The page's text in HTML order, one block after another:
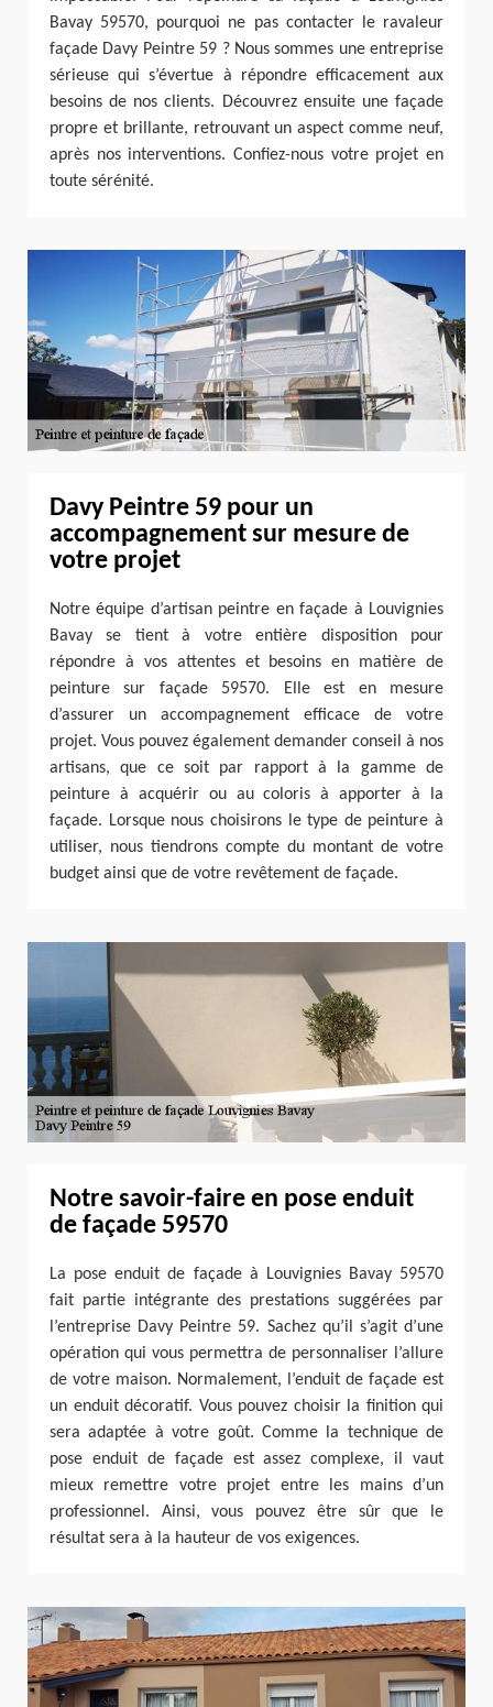
Bavay 59570, pourquoi ne pas contacter le ravaleur
façade Davy Peintre 59 ? Nous sommes une entreprise
sérieuse qui s’évertue à répondre efficacement aux
besoins de nos clients. Découvrez ensuite une façade
propre et brillante, retrouvant un aspect comme neuf,
après nos interventions. Confiez-nous votre projet en
toute sérénité.
Davy Peintre 59 pour un
accompagnement sur mesure de
votre projet
Notre équipe d’artisan peintre en façade à Louvignies
Bavay se tient à votre entière disposition pour
répondre à vos attentes et besoins en matière de
peinture sur façade 59570. Elle est en mesure
d’assurer un accompagnement efficace de votre
projet. Vous pouvez également demander conseil à nos
artisans, que ce soit par rapport à la gamme de
peinture à acquérir ou au coloris à apporter à la
façade. Lorsque nous choisirons le type de peinture à
utiliser, nous tiendrons compte du montant de votre
budget ainsi que de votre revêtement de façade.
Notre savoir-faire en pose enduit
de façade 59570
La pose enduit de façade à Louvignies Bavay 59570
fait partie intégrante des prestations suggérées par
l’entreprise Davy Peintre 59. Sachez qu’il s’agit d’une
opération qui vous permettra de personnaliser l’allure
de votre maison. Normalement, l’enduit de façade est
un enduit décoratif. Vous pouvez choisir la finition qui
sera adaptée à votre goût. Comme la technique de
pose enduit de façade est assez complexe, il vaut
mieux remettre votre projet entre les mains d’un
professionnel. Ainsi, vous pouvez être sûr que le
résultat sera à la hauteur de vos exigences.